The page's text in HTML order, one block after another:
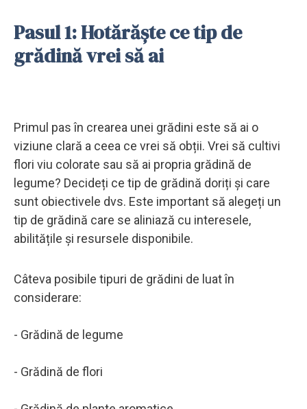
Pasul 1: Hotărăște ce tip de
grădină vrei să ai
Primul pas în crearea unei grădini este să ai o
viziune clară a ceea ce vrei să obții. Vrei să cultivi
flori viu colorate sau să ai propria grădină de
legume? Decideți ce tip de grădină doriți și care
sunt obiectivele dvs. Este important să alegeți un
tip de grădină care se aliniază cu interesele,
abilitățile și resursele disponibile.
Câteva posibile tipuri de grădini de luat în
considerare:
- Grădină de legume
- Grădină de flori